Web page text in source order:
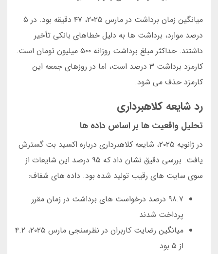
میانگین زمان برداشت در مارس ۲۰۲۵، ۴۷ دقیقه بود. در ۵
درصد موارد، برداشت ها به دلیل خطاهای بانکی تأخیر
داشتند. حداکثر مبلغ برداشت روزانه ۵۰۰ میلیون تومان است.
کارمزد برداشت ۳ درصد است، اما در روزهای جمعه این
کارمزد حذف می شود.
رد شایعه کلاهبرداری
تحلیل واقعیت ها بر اساس داده ها
در ژانویه ۲۰۲۵، شایعه کلاهبرداری درباره اکسید بت گسترش
یافت. بررسی دقیق نشان داد که ۹۵ درصد این شایعات از
سوی سایت های رقیب تولید شده بود. داده های شفاف:
۹۸.۷ درصد درخواست های برداشت در زمان مقرر
پرداخت شدند
میانگین رضایت کاربران در نظرسنجی مارس ۲۰۲۵، ۴.۲
از ۵ بود